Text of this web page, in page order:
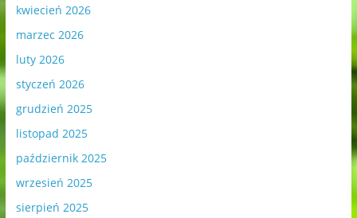
kwiecień 2026
marzec 2026
luty 2026
styczeń 2026
grudzień 2025
listopad 2025
październik 2025
wrzesień 2025
sierpień 2025